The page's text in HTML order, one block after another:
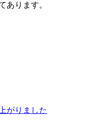
あります。
がりました